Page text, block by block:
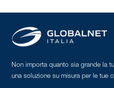
Non importa quanto sia grande la
una soluzione su misura per le tue